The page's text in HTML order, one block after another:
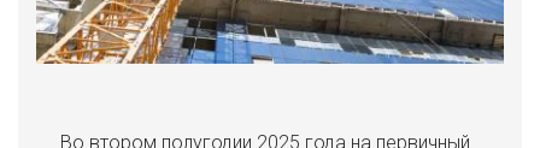
Во втором полугодии 2025 года на первичный